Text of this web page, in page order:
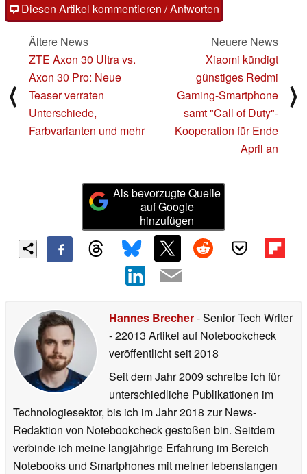
Diesen Artikel kommentieren / Antworten
⟨
Ältere News
ZTE Axon 30 Ultra vs.
Axon 30 Pro: Neue
Teaser verraten
Unterschiede,
Farbvarianten und mehr
Neuere News
Xiaomi kündigt
günstiges Redmi
Gaming-Smartphone
samt "Call of Duty"-
Kooperation für Ende
April an
⟩
Als bevorzugte Quelle
auf Google
hinzufügen
Hannes Brecher- Senior Tech Writer
- 22013 Artikel auf Notebookcheck
veröffentlichtseit 2018
Seit dem Jahr 2009 schreibe ich für
unterschiedliche Publikationen im
Technologiesektor, bis ich im Jahr 2018 zur News-
Redaktion von Notebookcheck gestoßen bin. Seitdem
verbinde ich meine langjährige Erfahrung im Bereich
Notebooks und Smartphones mit meiner lebenslangen